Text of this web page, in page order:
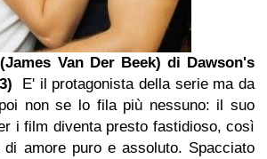
Van Der Beek) di Dawson's
E' il protagonista della serie ma da
non se lo fila più nessuno: il suo
i film diventa presto fastidioso, così
amore puro e assoluto. Spacciato